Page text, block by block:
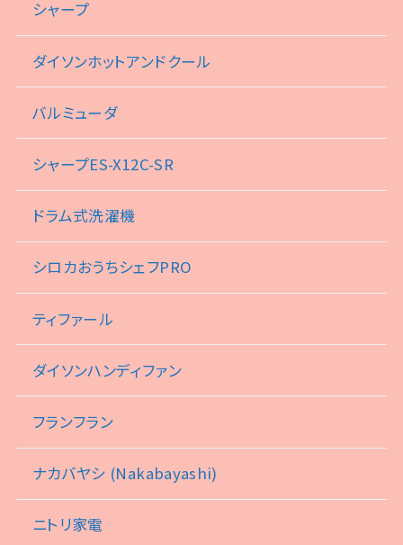
シャープ
ダイソンホットアンドクール
バルミューダ
シャープES-X12C-SR
ドラム式洗濯機
シロカおうちシェフPRO
ティファール
ダイソンハンディファン
フランフラン
ナカバヤシ (Nakabayashi)
ニトリ家電